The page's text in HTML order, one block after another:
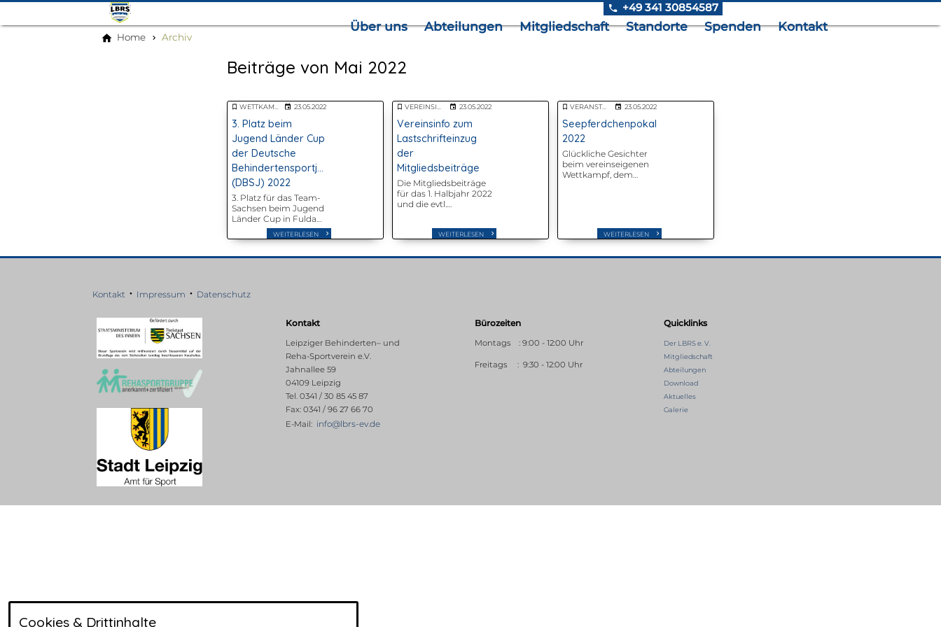
Über uns Abteilungen Mitgliedschaft Standorte Spenden Kontakt
+49 341 30854587
Home Archiv
Beiträge von Mai 2022
WETTKAMPFSPORT 23.05.2022
3. Platz beim
Jugend Länder Cup
der Deutsche
Behindertensportjugend
(DBSJ) 2022
3. Platz für das Team-
Sachsen beim Jugend
Länder Cup in Fulda
und Petersberg. Mit
dabei sind vier
vom LBRS e. V.
WEITERLESEN
VEREINSINFORMATIONEN 23.05.2022
Vereinsinfo zum
Lastschrifteinzug
der
Mitgliedsbeiträge
Die Mitgliedsbeiträge
für das 1. Halbjahr 2022
und die evtl.
werden in der KW 20
per Lastschrifteinzug
eingezogen.
WEITERLESEN
VERANSTALTUNGEN 23.05.2022
Seepferdchenpokal
2022
Glückliche Gesichter
beim vereinseigenen
Wettkampf, dem
WEITERLESEN
Kontakt • Impressum • Datenschutz
Kontakt
Leipziger Behinderten– und
Reha-Sportverein e.V.
Jahnallee 59
04109 Leipzig
Tel. 0341 / 30 85 45 87
Fax: 0341 / 96 27 66 70
E-Mail: info@lbrs-ev.de
Bürozeiten
Montags : 9:00 - 12:00 Uhr
Freitags : 9:30 - 12:00 Uhr
Quicklinks
Der LBRS e. V.
Mitgliedschaft
Abteilungen
Download
Aktuelles
Galerie
Cookies & Drittinhalte